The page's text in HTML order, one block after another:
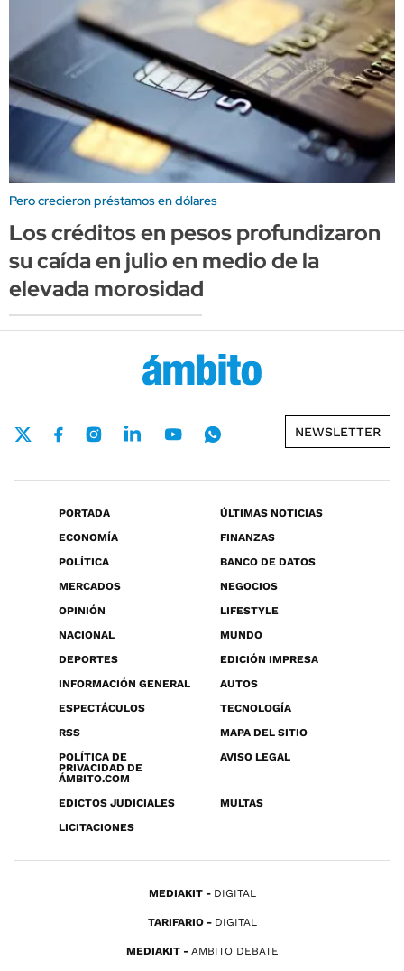
Pero crecieron préstamos en dólares
Los créditos en pesos profundizaron
su caída en julio en medio de la
elevada morosidad
NEWSLETTER
PORTADA
ÚLTIMAS NOTICIAS
ECONOMÍA
FINANZAS
POLÍTICA
BANCO DE DATOS
MERCADOS
NEGOCIOS
OPINIÓN
LIFESTYLE
NACIONAL
MUNDO
DEPORTES
EDICIÓN IMPRESA
INFORMACIÓN GENERAL
AUTOS
ESPECTÁCULOS
TECNOLOGÍA
RSS
MAPA DEL SITIO
POLÍTICA DE
PRIVACIDAD DE
ÁMBITO.COM
AVISO LEGAL
EDICTOS JUDICIALES
MULTAS
LICITACIONES
MEDIAKIT DIGITAL
TARIFARIO DIGITAL
MEDIAKIT AMBITO DEBATE